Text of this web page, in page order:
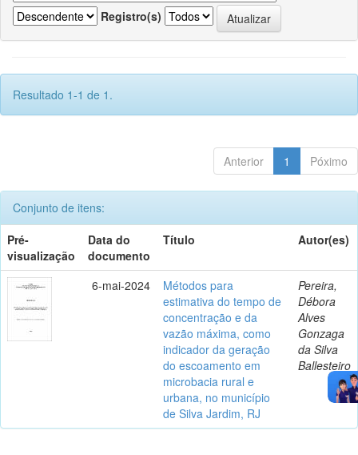
Registro(s)
Resultado 1-1 de 1.
Anterior 1 Póximo
Conjunto de itens:
Pré-
visualização
Data do
documento
Título Autor(es)
6-mai-2024
Métodos para
estimativa do tempo de
concentração e da
vazão máxima, como
indicador da geração
do escoamento em
microbacia rural e
urbana, no município
de Silva Jardim, RJ
Pereira,
Débora
Alves
Gonzaga
da Silva
Ballesteiro